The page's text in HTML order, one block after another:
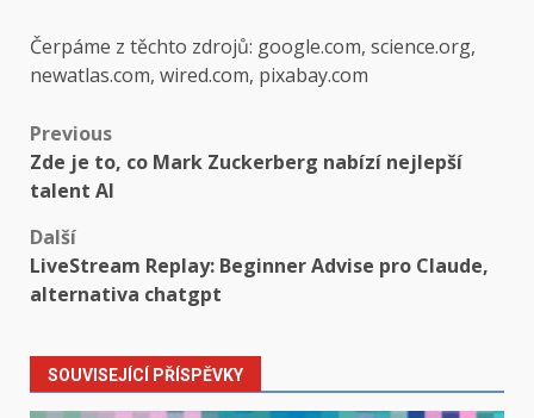
Čerpáme z těchto zdrojů: google.com, science.org,
newatlas.com, wired.com, pixabay.com
Post
navigation
Previous
Zde je to, co Mark Zuckerberg nabízí nejlepší
talent AI
Další
LiveStream Replay: Beginner Advise pro Claude,
alternativa chatgpt
SOUVISEJÍCÍ PŘÍSPĚVKY